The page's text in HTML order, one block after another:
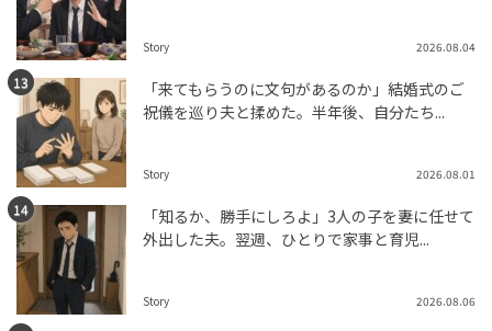
Story 2026.08.04
「来てもらうのに文句があるのか」結婚式のご
祝儀を巡り夫と揉めた。半年後、自分たち...
Story 2026.08.01
「知るか、勝手にしろよ」3人の子を妻に任せて
外出した夫。翌週、ひとりで家事と育児...
Story 2026.08.06